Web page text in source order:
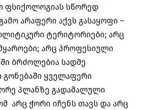
ფსიქოლოგიას სწორედ
არაფერი აქვს გასაყოფი –
ტერიტორიები; არც
არც პროფესიული
ბრძოლებია სადმე
გონებაში ყველაფერი
პლანზე გადამალული
არც ჭორი იჩენს თავს და არც